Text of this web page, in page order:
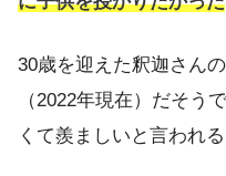
30歳を迎えた釈迦さん
（2022年現在）だそう
くて羨ましいと言われ